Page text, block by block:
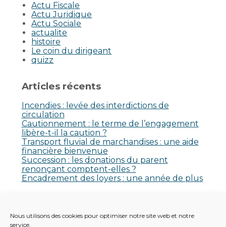
Nous utilisons des cookies pour optimiser notre site web et notre
service.
Actu Fiscale
Actu Juridique
Actu Sociale
actualite
histoire
Le coin du dirigeant
quizz
Articles récents
Incendies : levée des interdictions de
circulation
Cautionnement : le terme de l’engagement
libère-t-il la caution ?
Transport fluvial de marchandises : une aide
financière bienvenue
Succession : les donations du parent
renonçant comptent-elles ?
Encadrement des loyers : une année de plus
Aucun commentaire à afficher.